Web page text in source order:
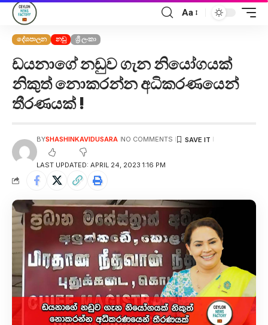
Aa
දේශපාලන නඩු ශ්‍රී ලංකා
ඩයනාගේ නඩුව ගැන නියෝගයක්
නිකුත් නොකරන්න අධිකරණයෙන්
තීරණයක් !
LAST UPDATED: APRIL 24, 2023 1:16 PM
BYSHASHINKAVIDUSARA NO COMMENTS